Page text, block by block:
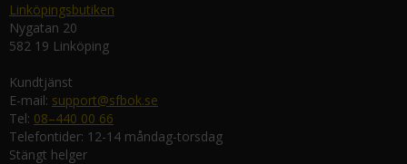
Linköpingsbutiken
Nygatan 20
582 19 Linköping
Kundtjänst
E-mail: support@sfbok.se
Tel: 08–440 00 66
Telefontider: 12-14 måndag-torsdag
Stängt helger